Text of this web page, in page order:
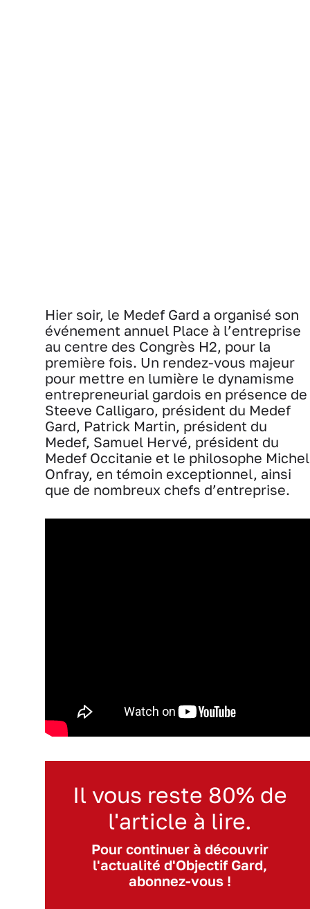
Hier soir, le Medef Gard a organisé son
événement annuel Place à l’entreprise
au centre des Congrès H2, pour la
première fois. Un rendez-vous majeur
pour mettre en lumière le dynamisme
entrepreneurial gardois en présence de
Steeve Calligaro, président du Medef
Gard, Patrick Martin, président du
Medef, Samuel Hervé, président du
Medef Occitanie et le philosophe Michel
Onfray, en témoin exceptionnel, ainsi
que de nombreux chefs d’entreprise.
Il vous reste 80% de
l'article à lire.
Pour continuer à découvrir
l'actualité d'Objectif Gard,
abonnez-vous !